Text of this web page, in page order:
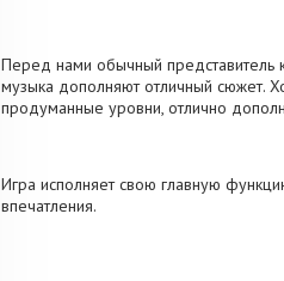
Перед нами обычный представитель
музыка дополняют отличный сюжет.
продуманные уровни, отлично
Игра исполняет свою главную
впечатления.